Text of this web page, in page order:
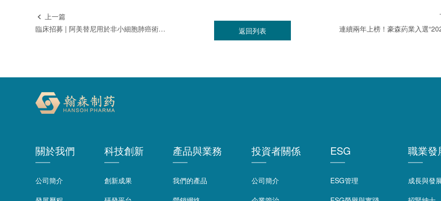

上一篇
臨床招募 | 阿美替尼用於非小細胞肺癌術后輔助治療受試者招募
返回列表
關於我們
公司簡介
科技創新
創新成果
產品與業務
我們的產品
投資者關係
公司簡介
ESG
ESG管理
職業發
成長與發